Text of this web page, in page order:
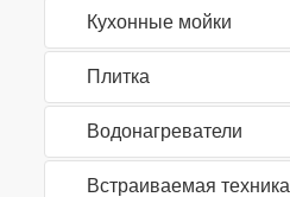
Кухонные мойки
Плитка
Водонагреватели
Встраиваемая техника